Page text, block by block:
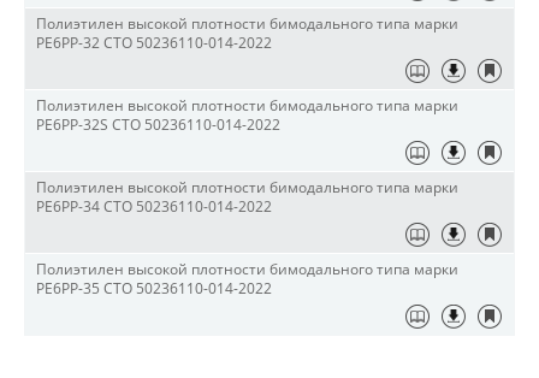
Полиэтилен высокой плотности бимодального типа марки
PE6PP-32 СТО 50236110-014-2022
Полиэтилен высокой плотности бимодального типа марки
PE6PP-32S СТО 50236110-014-2022
Полиэтилен высокой плотности бимодального типа марки
PE6PP-34 СТО 50236110-014-2022
Полиэтилен высокой плотности бимодального типа марки
PE6PP-35 СТО 50236110-014-2022